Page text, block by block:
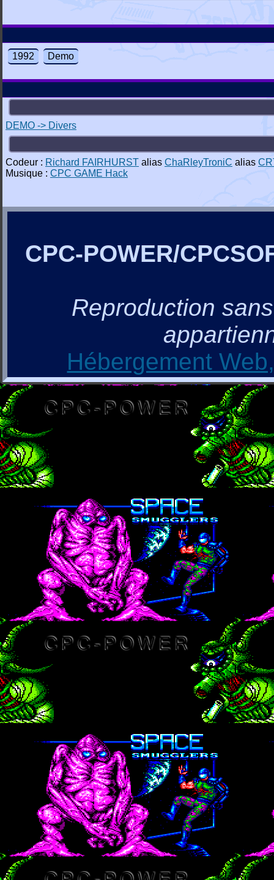
1992 Demo
DEMO -> Divers
Codeur : Richard FAIRHURST alias ChaRleyTroniC alias
Musique : CPC GAME Hack
CPC-POWER/
Reproduction
Hébergement